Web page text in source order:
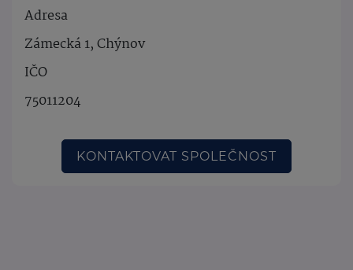
Adresa
Zámecká 1, Chýnov
IČO
75011204
KONTAKTOVAT SPOLEČNOST